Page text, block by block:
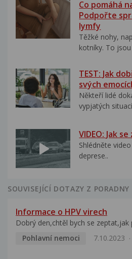
Co pomáhá
Podpořte
lymfy
Těžké nohy,
kotníky. To jsou
TEST: Jak
svých
Někteří lidé
vypjatých
VIDEO: Jak
Shlédněte
deprese..
SOUVISEJÍCÍ DOTAZY Z PORADNY
Informace o HPV virech
Dobrý den,chtěl bych se zeptat,jak
Pohlavní nemoci
7.10.2023